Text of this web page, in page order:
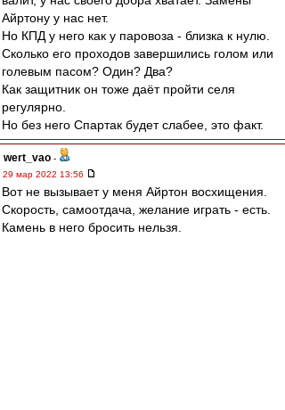
Айртону у нас нет.
Но КПД у него как у паровоза - близка к нулю.
Сколько его проходов завершились голом или
голевым пасом? Один? Два?
Как защитник он тоже даёт пройти селя
регулярно.
Но без него Спартак будет слабее, это факт.
wert_vao -
29 мар 2022 13:56
Вот не вызывает у меня Айртон восхищения.
Скорость, самоотдача, желание играть - есть.
Камень в него бросить нельзя.